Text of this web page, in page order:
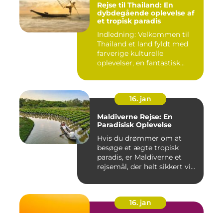
Rejse til Thailand: En
dybdegående oplevelse af
et tropisk paradis
Indledning: Velkommen til
Thailand et land fyldt med
farverige kulturelle
oplevelser, en fantastisk...
16. jan
Maldiverne Rejse: En
Paradisisk Oplevelse
Hvis du drømmer om at
besøge et ægte tropisk
paradis, er Maldiverne et
rejsemål, der helt sikkert vi...
16. jan